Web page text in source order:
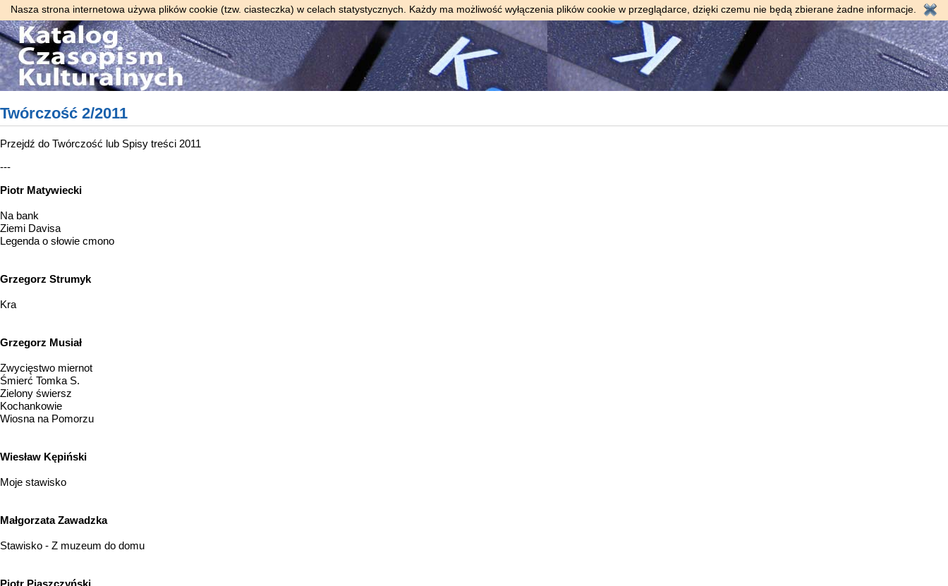
Nasza strona internetowa używa plików cookie (tzw. ciasteczka) w celach statystycznych. Każdy ma możliwość wyłączenia plików cookie w przeglądarce, dzięki czemu nie będą zbierane żadne informacje.
Twórczość 2/2011
Przejdź do Twórczość lub Spisy treści 2011
---
Piotr Matywiecki
Na bank
Ziemi Davisa
Legenda o słowie cmono
Grzegorz Strumyk
Kra
Grzegorz Musiał
Zwycięstwo miernot
Śmierć Tomka S.
Zielony świersz
Kochankowie
Wiosna na Pomorzu
Wiesław Kępiński
Moje stawisko
Małgorzata Zawadzka
Stawisko - Z muzeum do domu